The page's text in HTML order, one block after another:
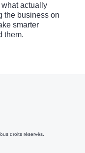
actually
the business on
smarter
them.
droits réservés.